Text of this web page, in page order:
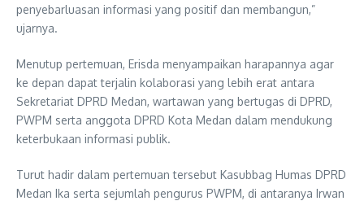
penyebarluasan informasi yang positif dan membangun,”
ujarnya.
Menutup pertemuan, Erisda menyampaikan harapannya agar
ke depan dapat terjalin kolaborasi yang lebih erat antara
Sekretariat DPRD Medan, wartawan yang bertugas di DPRD,
PWPM serta anggota DPRD Kota Medan dalam mendukung
keterbukaan informasi publik.
Turut hadir dalam pertemuan tersebut Kasubbag Humas DPRD
Medan Ika serta sejumlah pengurus PWPM, di antaranya Irwan